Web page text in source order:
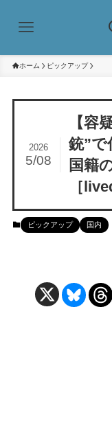
ホーム ピックアップ
【容
銃”で
国籍
［
2026
5/08
ピックアップ 国内